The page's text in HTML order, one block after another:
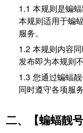
1.1 本规则是蝙
本规则适用于蝙
服务。
1.2 本规则内容
发布即为本规则
1.3 您通过蝙蝠
同时遵守各项服
二、【蝙蝠靓